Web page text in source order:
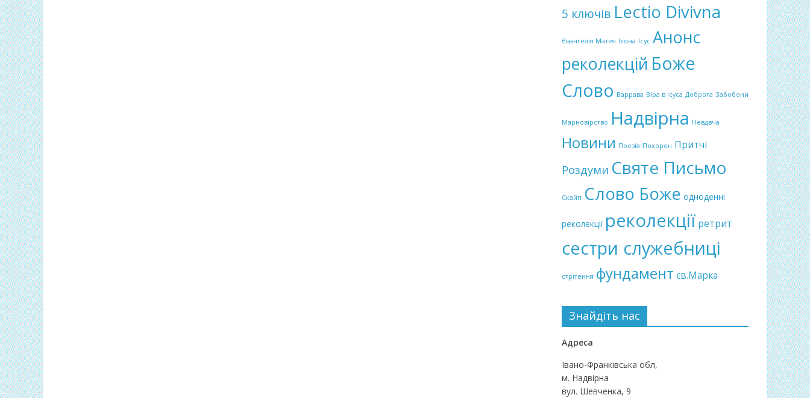
5 ключів Lectio Divivna
Євангелія Матея Ікона Ісус Анонс
реколекцій Боже
Слово Варрава Віра в Ісуса Доброта Забобони
Марновірство Надвірна Невдвча
Новини Поезія Похорон Притчі
Роздуми Святе Письмо
Скайп Слово Боже одноденні
реколекції реколекції ретрит
сестри служебниці
стрітення фундамент єв.Марка
Знайдіть нас
Адреса
Івано-Франківська обл,
м. Надвірна
вул. Шевченка, 9